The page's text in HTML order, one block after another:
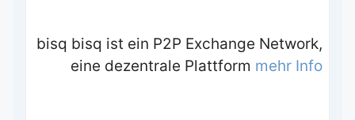
bisq bisq ist ein P2P Exchange Network,
eine dezentrale Plattform mehr Info